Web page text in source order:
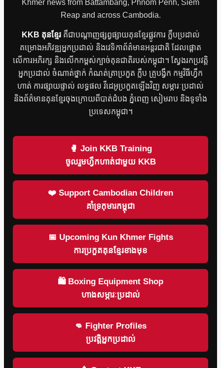
Khmer news from Battambang, Phnom Penh, Siem
Reap and across Cambodia.
KKB គុនខ្មែរគឺជាបណ្តាញផ្សព្វផ្សាយគុនខ្មែរផ្លូវការ ក្លឹបប្រដាល់
គម្រោងអភិវឌ្ឍអ្នកប្រដាល់ និងវេទិកាព័ត៌មានអន្តរជាតិ ដែលផ្តោត
លើការអភិរក្ស និងលើកកម្ពស់ក្បាច់គុនជាតិរបស់កម្ពុជា។ ស្វែងរកប្រវត្តិ
អ្នកប្រដាល់ ចំណាត់ថ្នាក់ កំណត់ត្រាប្រកួត ក្លឹប គ្រូបង្វឹក កម្មវិធីហ្វឹក
ហាត់ ការផ្សាយផ្ទាល់ លទ្ធផល វីដេអូប្រកួតឡើងវិញ សម្ភារៈប្រដាល់
និងព័ត៌មានគុនខ្មែរចុងក្រោយពីបាត់ដំបង ភ្នំពេញ សៀមរាប និងទូទាំង
ប្រទេសកម្ពុជា។
🥊 Join KKB Training
ចូលរួមហ្វឹកហាត់ជាមួយ KKB
❤️ Support Cambodian Children
គាំទ្រកុមារកម្ពុជា
📅 Upcoming Kun Khmer Fights
ការប្រកួតគុនខ្មែរខាងមុខ
🛍 Boxing Equipment Shop
ហាងសម្ភារៈប្រដាល់
👊 Fighter Profiles
ប្រវត្តិអ្នកប្រដាល់